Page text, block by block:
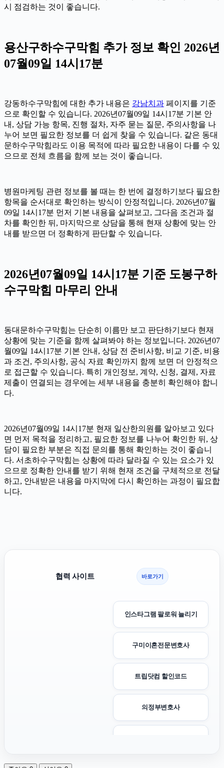
시 점검하는 것이 좋습니다.
용산구하수구막힘 추가 정보 확인 2026년
07월09일 14시17분
강동하수구막힘에 대한 추가 내용은 강남치과 페이지를 기준
으로 확인할 수 있습니다. 2026년07월09일 14시17분 기본 안
내, 상담 가능 항목, 진행 절차, 자주 묻는 질문, 주의사항을 나
누어 보면 필요한 정보를 더 쉽게 찾을 수 있습니다. 같은 동대
문하수구막힘라도 이용 목적에 따라 필요한 내용이 다를 수 있
으므로 전체 흐름을 함께 보는 것이 좋습니다.
병원마케팅 관련 정보를 볼 때는 한 번에 결정하기보다 필요한
항목을 순서대로 확인하는 방식이 안정적입니다. 2026년07월
09일 14시17분 먼저 기본 내용을 살펴보고, 그다음 조건과 절
차를 확인한 뒤, 마지막으로 상담을 통해 현재 상황에 맞는 안
내를 받으면 더 정확하게 판단할 수 있습니다.
2026년07월09일 14시17분 기준 도봉구하
수구막힘 마무리 안내
동대문하수구막힘는 단순히 이름만 보고 판단하기보다 현재
상황에 맞는 기준을 함께 살펴봐야 하는 정보입니다. 2026년07
월09일 14시17분 기본 안내, 상담 전 준비사항, 비교 기준, 비용
과 조건, 주의사항, 공식 자료 확인까지 함께 보면 더 안정적으
로 접근할 수 있습니다. 특히 개인정보, 계약, 신청, 결제, 자료
제출이 연결되는 경우에는 세부 내용을 충분히 확인해야 합니
다.
2026년07월09일 14시17분 현재 일산한의원를 알아보고 있다
면 먼저 목적을 정리하고, 필요한 정보를 나누어 확인한 뒤, 상
담이 필요한 부분은 직접 문의를 통해 확인하는 것이 좋습니
다. 서초하수구막힘는 상황에 따라 달라질 수 있는 요소가 있
으므로 정확한 안내를 받기 위해 현재 조건을 구체적으로 전달
하고, 안내받은 내용을 마지막에 다시 확인하는 과정이 필요합
니다.
협력 사이트 바로가기
인스타그램 팔로워 늘리기
구미이혼전문변호사
트립닷컴 할인코드
의정부변호사